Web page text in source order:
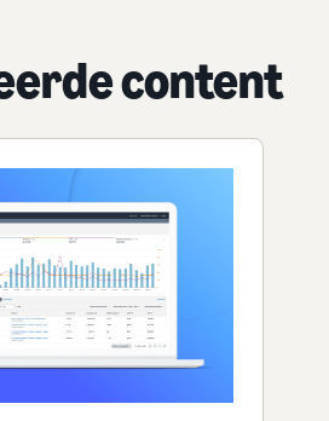
content